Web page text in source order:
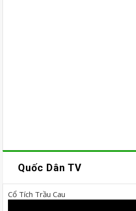
Quốc Dân TV
Cổ Tích Trầu Cau